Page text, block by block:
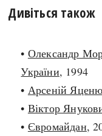
Дивіться також
• Олександр
України, 1994
• Арсеній
• Віктор
• Євромайдан,